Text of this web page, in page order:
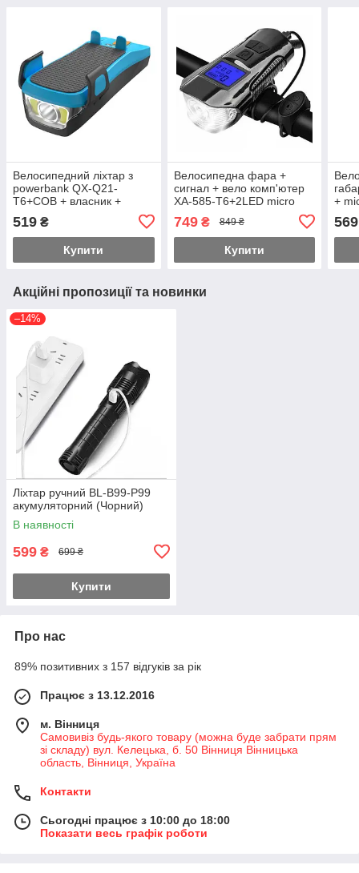
Велосипедний ліхтар з
powerbank QX-Q21-
T6+COB + власник +
519 ₴
Купити
Велосипедна фара +
сигнал + вело комп'ютер
XA-585-T6+2LED micro
749₴ 849 ₴
Купити
+
569
Акційні пропозиції та новинки
–14%
Ліхтар ручний BL-B99-P99
акумуляторний (Чорний)
В наявності
599 ₴ 699 ₴
Купити
Про нас
89% позитивних з 157 відгуків за рік
Працює з 13.12.2016
м. Вінниця
Самовивіз будь-якого товару (можна буде забрати прям
зі складу) вул. Келецька, б. 50 Вінниця Вінницька
область, Вінниця, Україна
Контакти
Сьогодні працює з 10:00 до 18:00
Показати весь графік роботи